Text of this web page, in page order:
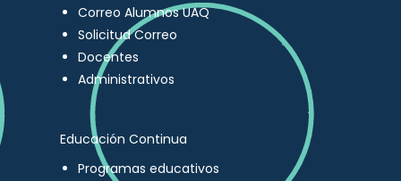
Correo Alumnos UAQ
Solicitud Correo
Docentes
Administrativos
Educación Continua
Programas educativos